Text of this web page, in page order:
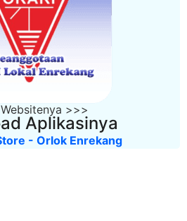
>>>
Aplikasinya
- Orlok Enrekang